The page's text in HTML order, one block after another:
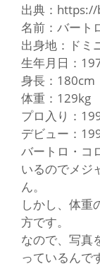
出典：
名前：バート
出身地：ドミ
生年月日：
身長：180cm
体重：129kg
プロ入り：
デビュー：
バートロ・コ
いるのでメジ
ん。
しかし、体重
方です。
なので、写真
っているんで